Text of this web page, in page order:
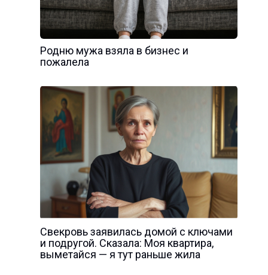
Родню мужа взяла в бизнес и
пожалела
Свекровь заявилась домой с ключами
и подругой. Сказала: Моя квартира,
выметайся — я тут раньше жила